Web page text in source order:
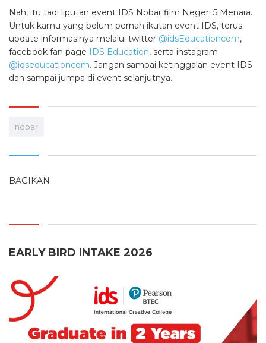
Nah, itu tadi liputan event IDS Nobar film Negeri 5 Menara.
Untuk kamu yang belum pernah ikutan event IDS, terus
update informasinya melalui twitter @idsEducationcom,
facebook fan page
IDS Education, serta instagram
@idseducationcom. Jangan sampai ketinggalan event IDS
dan sampai jumpa di event selanjutnya.
nobar
BAGIKAN
EARLY BIRD INTAKE 2026